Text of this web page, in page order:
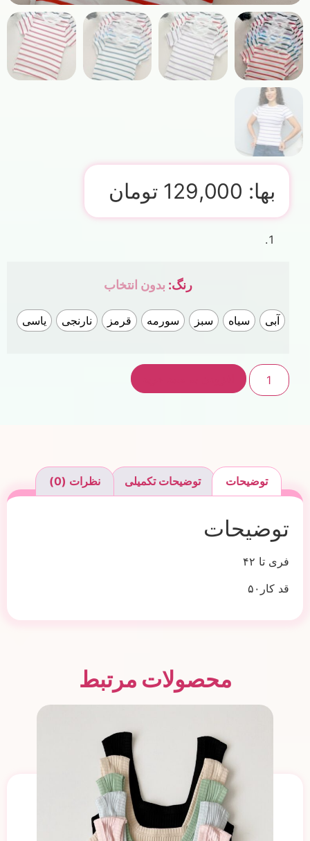
بها: 129,000 تومان
رنگ: بدون انتخاب
آبی سیاه سبز سورمه قرمز نارنجی یاسی
توضیحات توضیحات تکمیلی نظرات (0)
توضیحات
فری تا ۴۲
قد کار۵۰
محصولات مرتبط